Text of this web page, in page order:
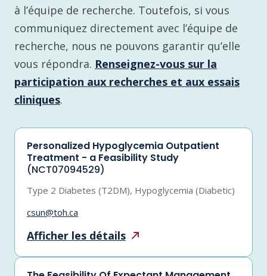
à l’équipe de recherche. Toutefois, si vous
communiquez directement avec l’équipe de
recherche, nous ne pouvons garantir qu’elle
vous répondra. Renseignez-vous sur la
participation aux recherches et aux essais
cliniques.
Personalized Hypoglycemia Outpatient
Treatment - a Feasibility Study
(NCT07094529)
Type 2 Diabetes (T2DM), Hypoglycemia (Diabetic)
csun@toh.ca
Afficher les détails